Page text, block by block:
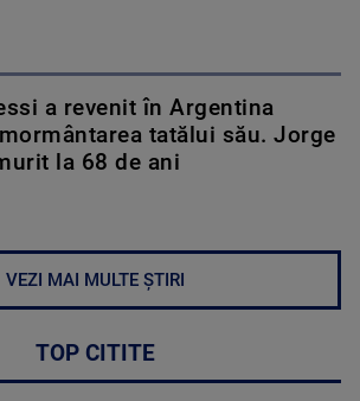
a revenit în Argentina
tatălui său. Jorge
la 68 de ani
VEZI MAI MULTE ȘTIRI
TOP CITITE